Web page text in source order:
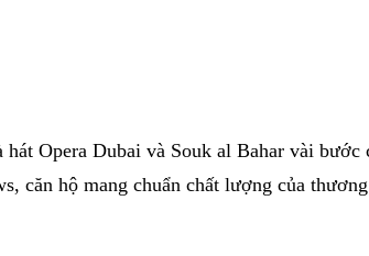
Opera Dubai và Souk al Bahar vài
căn hộ mang chuẩn chất lượng của